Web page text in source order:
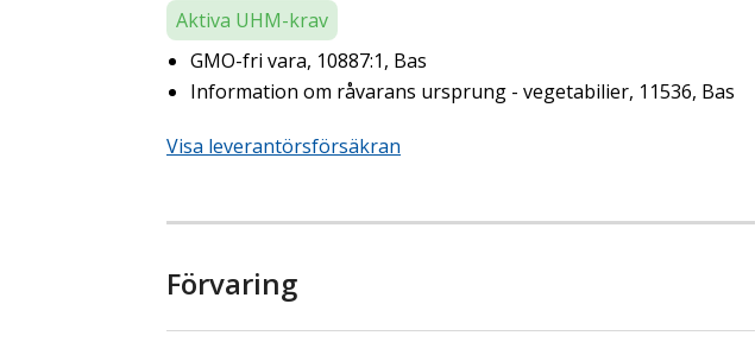
Aktiva UHM-krav
GMO-fri vara, 10887:1, Bas
Information om råvarans ursprung - vegetabilier, 11536, Bas
Visa leverantörsförsäkran
Förvaring